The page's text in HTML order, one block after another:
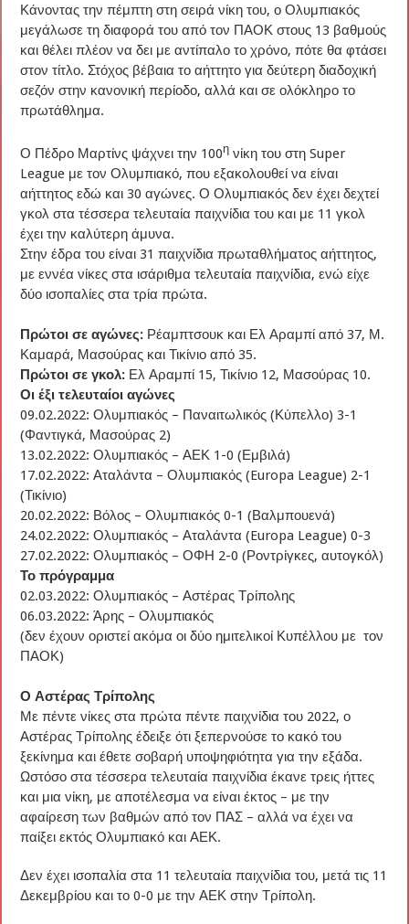
Κάνοντας την πέμπτη στη σειρά νίκη του, ο Ολυμπιακός
μεγάλωσε τη διαφορά του από τον ΠΑΟΚ στους 13 βαθμούς
και θέλει πλέον να δει με αντίπαλο το χρόνο, πότε θα φτάσει
στον τίτλο. Στόχος βέβαια το αήττητο για δεύτερη διαδοχική
σεζόν στην κανονική περίοδο, αλλά και σε ολόκληρο το
πρωτάθλημα.
Ο Πέδρο Μαρτίνς ψάχνει την 100η νίκη του στη Super
League με τον Ολυμπιακό, που εξακολουθεί να είναι
αήττητος εδώ και 30 αγώνες. Ο Ολυμπιακός δεν έχει δεχτεί
γκολ στα τέσσερα τελευταία παιχνίδια του και με 11 γκολ
έχει την καλύτερη άμυνα.
Στην έδρα του είναι 31 παιχνίδια πρωταθλήματος αήττητος,
με εννέα νίκες στα ισάριθμα τελευταία παιχνίδια, ενώ είχε
δύο ισοπαλίες στα τρία πρώτα.
Πρώτοι σε αγώνες: Ρέαμπτσουκ και Ελ Αραμπί από 37, Μ.
Καμαρά, Μασούρας και Τικίνιο από 35.
Πρώτοι σε γκολ: Ελ Αραμπί 15, Τικίνιο 12, Μασούρας 10.
Οι έξι τελευταίοι αγώνες
09.02.2022: Ολυμπιακός – Παναιτωλικός (Κύπελλο) 3-1
(Φαντιγκά, Μασούρας 2)
13.02.2022: Ολυμπιακός – ΑΕΚ 1-0 (Εμβιλά)
17.02.2022: Αταλάντα – Ολυμπιακός (Europa League) 2-1
(Τικίνιο)
20.02.2022: Βόλος – Ολυμπιακός 0-1 (Βαλμπουενά)
24.02.2022: Ολυμπιακός – Αταλάντα (Europa League) 0-3
27.02.2022: Ολυμπιακός – ΟΦΗ 2-0 (Ροντρίγκες, αυτογκόλ)
Το πρόγραμμα
02.03.2022: Ολυμπιακός – Αστέρας Τρίπολης
06.03.2022: Άρης – Ολυμπιακός
(δεν έχουν οριστεί ακόμα οι δύο ημιτελικοί Κυπέλλου με τον
ΠΑΟΚ)
Ο Αστέρας Τρίπολης
Με πέντε νίκες στα πρώτα πέντε παιχνίδια του 2022, ο
Αστέρας Τρίπολης έδειξε ότι ξεπερνούσε το κακό του
ξεκίνημα και έθετε σοβαρή υποψηφιότητα για την εξάδα.
Ωστόσο στα τέσσερα τελευταία παιχνίδια έκανε τρεις ήττες
και μια νίκη, με αποτέλεσμα να είναι έκτος – με την
αφαίρεση των βαθμών από τον ΠΑΣ – αλλά να έχει να
παίξει εκτός Ολυμπιακό και ΑΕΚ.
Δεν έχει ισοπαλία στα 11 τελευταία παιχνίδια του, μετά τις 11
Δεκεμβρίου και το 0-0 με την ΑΕΚ στην Τρίπολη.